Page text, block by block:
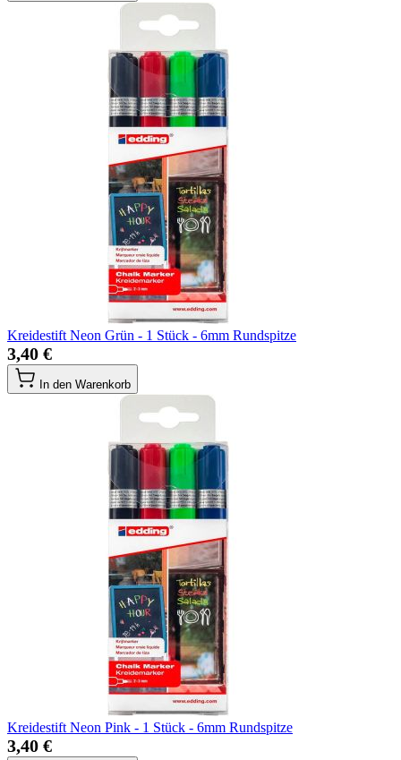
Kreidestift Neon Grün - 1 Stück - 6mm Rundspitze
3,40 €
In den Warenkorb
Kreidestift Neon Pink - 1 Stück - 6mm Rundspitze
3,40 €